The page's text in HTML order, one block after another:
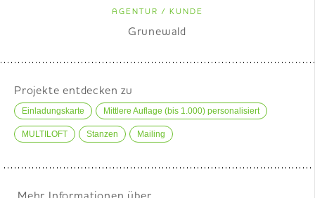
AGENTUR / KUNDE
Grunewald
Projekte entdecken zu
Einladungskarte Mittlere Auflage (bis 1.000) personalisiert
MULTILOFT Stanzen Mailing